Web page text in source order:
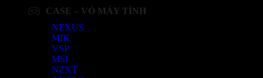
CASE – VỎ MÁY TÍNH
NEXUS
MIK
VSP
MSI
NZXT